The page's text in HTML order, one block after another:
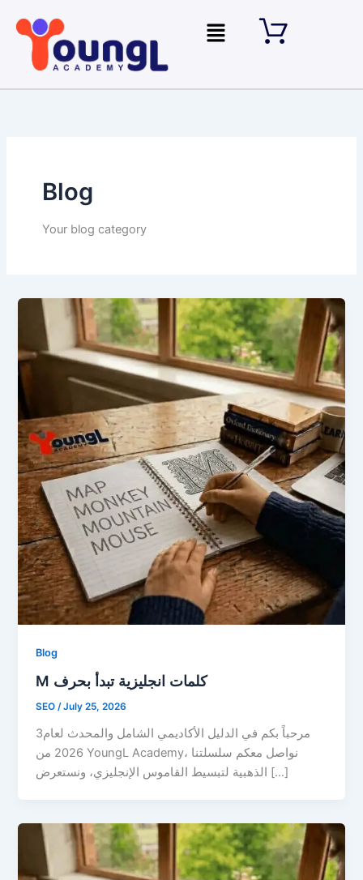
content
Menu
Blog
Your blog category
Blog
M كلمات انجليزية تبدأ بحرف
SEO/July 25, 2026
3مرحباً بكم في الدليل الأكاديمي الشامل والمحدث لعام
2026 من YoungL Academy، نواصل معكم سلسلتنا
الذهبية لتبسيط القاموس الإنجليزي، ونستعرض […]